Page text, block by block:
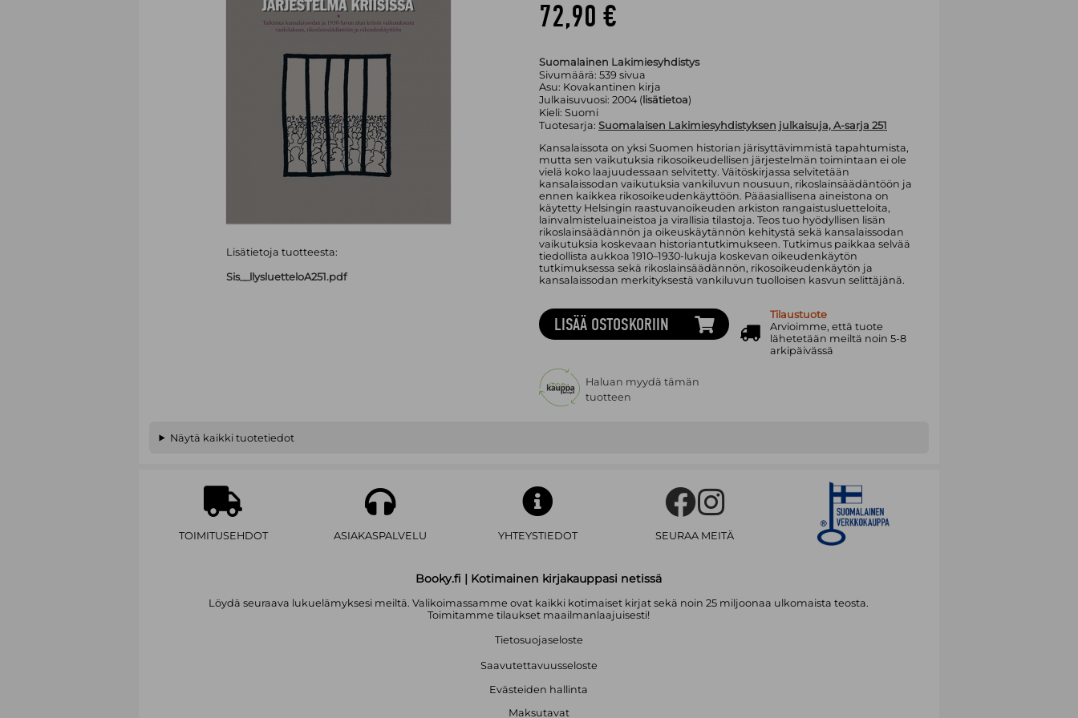
72,90 €
Suomalainen Lakimiesyhdistys
Sivumäärä: 539 sivua
Asu: Kovakantinen kirja
Julkaisuvuosi: 2004 (lisätietoa)
Kieli: Suomi
Tuotesarja: Suomalaisen Lakimiesyhdistyksen julkaisuja, A-sarja 251
Kansalaissota on yksi Suomen historian järisyttävimmistä tapahtumista,
mutta sen vaikutuksia rikosoikeudellisen järjestelmän toimintaan ei ole
vielä koko laajuudessaan selvitetty. Väitöskirjassa selvitetään
kansalaissodan vaikutuksia vankiluvun nousuun, rikoslainsäädäntöön ja
ennen kaikkea rikosoikeudenkäyttöön. Pääasiallisena aineistona on
käytetty Helsingin raastuvanoikeuden arkiston rangaistusluetteloita,
lainvalmisteluaineistoa ja virallisia tilastoja. Teos tuo hyödyllisen lisän
rikoslainsäädännön ja oikeuskäytännön kehitystä sekä kansalaissodan
vaikutuksia koskevaan historiantutkimukseen. Tutkimus paikkaa selvää
tiedollista aukkoa 1910–1930-lukuja koskevan oikeudenkäytön
tutkimuksessa sekä rikoslainsäädännön, rikosoikeudenkäytön ja
kansalaissodan merkityksestä vankiluvun tuolloisen kasvun selittäjänä.
LISÄÄ OSTOSKORIIN
Tilaustuote
Arvioimme, että tuote
lähetetään meiltä noin 5-8
arkipäivässä
Haluan myydä tämän
tuotteen
Lisätietoja tuotteesta:
Sis__llysluetteloA251.pdf
Näytä kaikki tuotetiedot
TOIMITUSEHDOT ASIAKASPALVELU YHTEYSTIEDOT SEURAA MEITÄ
Booky.fi | Kotimainen kirjakauppasi netissä
Löydä seuraava lukuelämyksesi meiltä. Valikoimassamme ovat kaikki kotimaiset kirjat sekä noin 25 miljoonaa ulkomaista teosta.
Toimitamme tilaukset maailmanlaajuisesti!
Tietosuojaseloste
Saavutettavuusseloste
Evästeiden hallinta
Maksutavat